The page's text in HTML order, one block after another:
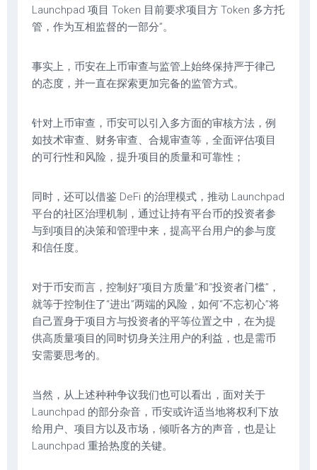
Launchpad 项目 Token 目前要求项目方 Token 多方托
管，作为互相监督的一部分”。
事实上，币安在上币审查与监管上始终保持严于律己
的态度，并一直在探索更加完备的监管方式。
针对上币审查，币安可以引入多方面的审核方法，例
如技术审查、财务审查、合规审查等，全面评估项目
的可行性和风险，提升项目的质量和可靠性；
同时，还可以借鉴 DeFi 的治理模式，推动 Launchpad
平台的社区治理机制，通过让持有平台币的投资者参
与到项目的决策和管理中来，提高平台用户的参与度
和信任度。
对于币安而言，控制好“项目方质量”和“投资者门槛”，
就等于控制住了“进出”两端的风险，如何“不忘初心”将
自己置身于项目方与投资者的平等位置之中，在为提
供高质量项目的同时切身关注用户的利益，也是需币
安需要思考的。
当然，从上述种种争议我们也可以看出，面对关于
Launchpad 的部分杂音，币安或许适当地将权利下放
给用户、项目方以及市场，倾听各方的声音，也是让
Launchpad 重拾热度的关键。